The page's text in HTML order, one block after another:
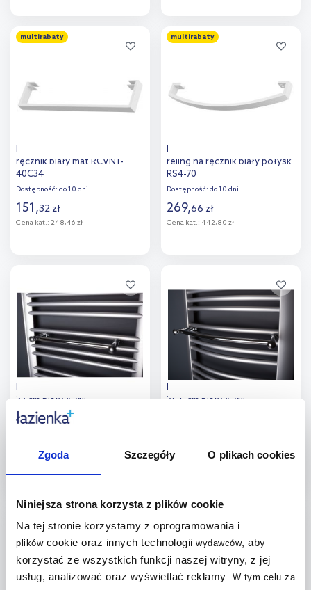
Zgoda Szczegóły O plikach cookies
Niniejsza strona korzysta z plików cookie
Na tej stronie korzystamy z oprogramowania i
plikówcookie oraz innych technologii wydawców, aby
korzystać ze wszystkich funkcji naszej witryny, z jej
usług, analizować oraz wyświetlać reklamy. W tym celu za
Dodaj do
Dodaj do
multirabaty
Instal Projekt reling na
ręcznik biały mat RCVN1-
40C34
Dostępność: do 10 dni
151,32 zł
Cena kat.: 248,46 zł
porównania
multirabaty
Instal Projekt RS4 White Silk
reling na ręcznik biały połysk
RS4-70
Dostępność: do 10 dni
269,66 zł
Cena kat.: 442,80 zł
porównania
Enix HP wieszak grzejnikowy
37 cm biały A-WI-
06037001000
00zł
Do koszyka
Dodaj do
porównania
Enix HD wieszak grzejnikowy
36,5 cm biały A-WI-
109 zł
Do koszyka
Dodaj do
porównania